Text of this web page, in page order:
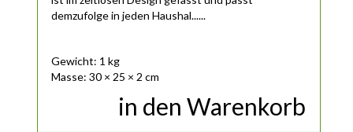
demzufolge in jeden Haushal......
Gewicht: 1 kg
Masse: 30 × 25 × 2 cm
in den Warenkorb